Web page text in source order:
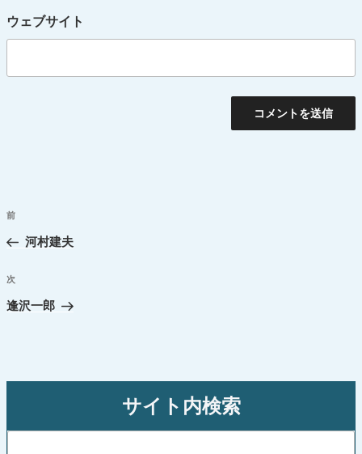
ウェブサイト
投
ナ
ビ
ゲ
過
去
投
稿
前
河村建夫
次
の
次
逢沢一郎
サイト内検索